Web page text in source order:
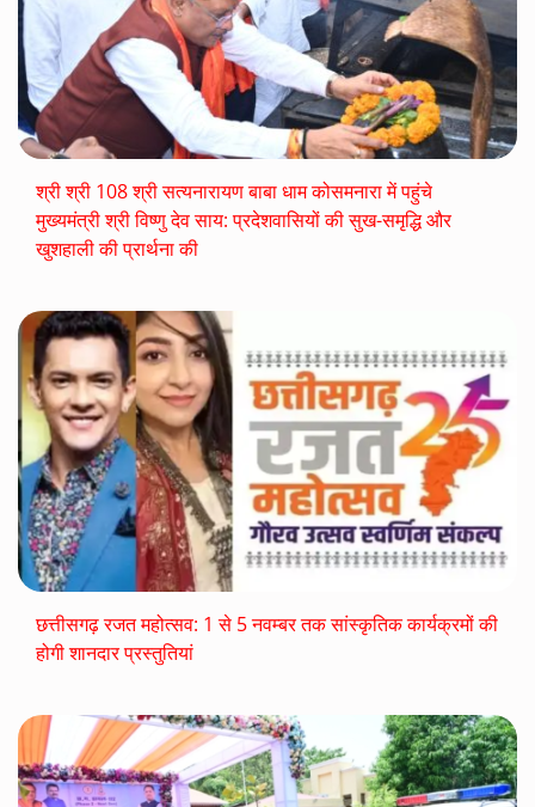
श्री श्री 108 श्री सत्यनारायण बाबा धाम कोसमनारा में पहुंचे
मुख्यमंत्री श्री विष्णु देव साय: प्रदेशवासियों की सुख-समृद्धि और
खुशहाली की प्रार्थना की
छत्तीसगढ़ रजत महोत्सव: 1 से 5 नवम्बर तक सांस्कृतिक कार्यक्रमों की
होगी शानदार प्रस्तुतियां